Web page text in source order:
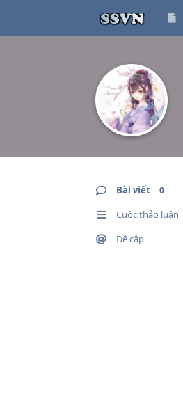
Bài viết 0
Cuộc thảo luận
Đề cập